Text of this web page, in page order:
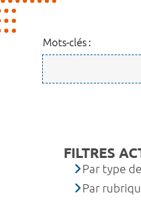
Mots-clés :
FILTRES
Par type
Par